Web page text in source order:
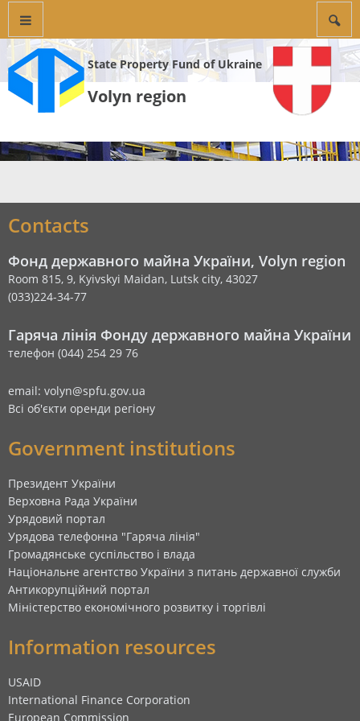
State Property Fund of Ukraine
Volyn region
Contacts
Фонд державного майна України, Volyn region
Room 815, 9, Kyivskyi Maidan, Lutsk city, 43027
(033)224-34-77
Гаряча лінія Фонду державного майна України
телефон (044) 254 29 76
email: volyn@spfu.gov.ua
Всі об'єкти оренди регіону
Government institutions
Президент України
Верховна Рада України
Урядовий портал
Урядова телефонна "Гаряча лінія"
Громадянське суспільство і влада
Національне агентство України з питань державної служби
Антикорупційний портал
Міністерство економічного розвитку і торгівлі
Information resources
USAID
International Finance Corporation
European Commission